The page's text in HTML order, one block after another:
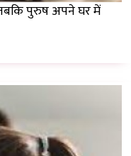
पुरुष अपने घर में